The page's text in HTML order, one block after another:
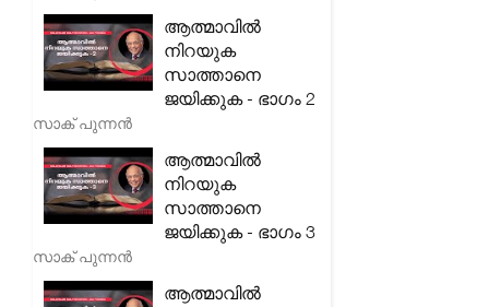
ആത്മാവിൽ
നിറയുക
സാത്താനെ
ജയിക്കുക - ഭാഗം 2
സാക് പുന്നൻ
ആത്മാവിൽ
നിറയുക
സാത്താനെ
ജയിക്കുക - ഭാഗം 3
സാക് പുന്നൻ
ആത്മാവിൽ